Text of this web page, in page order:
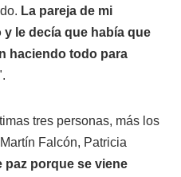
La pareja de mi
le decía que había que
haciendo todo para
tres personas, más los
Falcón, Patricia
paz porque se viene